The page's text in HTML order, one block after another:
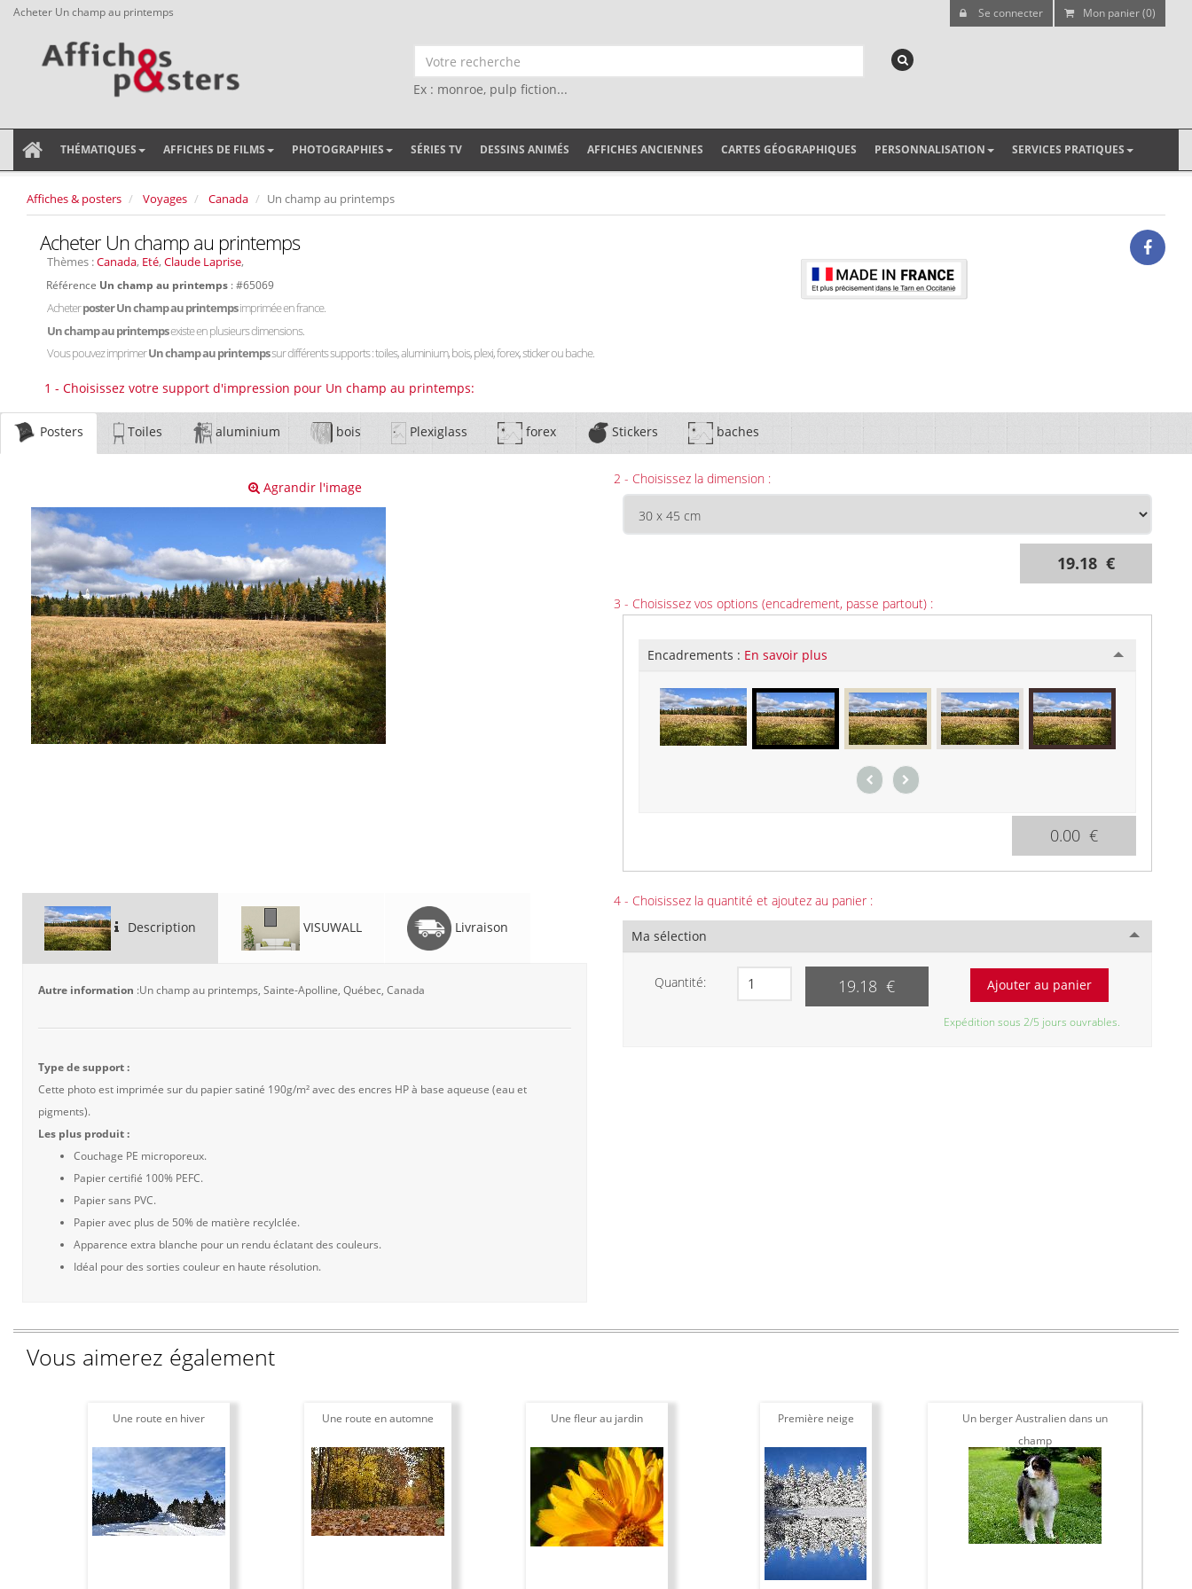
Acheter Un champ au printemps Se connecter Mon panier (0)
Ex : monroe, pulp fiction...
THÉMATIQUES AFFICHES DE FILMS PHOTOGRAPHIES SÉRIES TV DESSINS ANIMÉS AFFICHES ANCIENNES CARTES GÉOGRAPHIQUES PERSONNALISATION SERVICES PRATIQUES
Affiches & posters Voyages Canada Un champ au printemps
Acheter Un champ au printemps
Thèmes :Canada, Eté, Claude Laprise,
Référence Un champ au printemps : #65069
Acheterposter Un champ au printempsimprimée en france.
Un champ au printempsexiste en plusieurs dimensions.
Vous pouvez imprimerUn champ au printempssur différents supports : toiles, aluminium, bois, plexi, forex, sticker ou bache.
1 - Choisissez votre support d'impression pour Un champ au printemps:
Posters Toiles aluminium bois Plexiglass forex Stickers baches
Agrandir l'image
Description VISUWALL Livraison
Autre information :Un champ au printemps, Sainte-Apolline, Québec, Canada
Type de support :
Cette photo est imprimée sur du papier satiné 190g/m² avec des encres HP à base aqueuse (eau et
pigments).
Les plus produit :
Couchage PE microporeux.
Papier certifié 100% PEFC.
Papier sans PVC.
Papier avec plus de 50% de matière recylclée.
Apparence extra blanche pour un rendu éclatant des couleurs.
Idéal pour des sorties couleur en haute résolution.
2 - Choisissez la dimension :
19.18 €
3 - Choisissez vos options (encadrement, passe partout) :
Encadrements : En savoir plus
0.00 €
4 - Choisissez la quantité et ajoutez au panier :
Ma sélection
Quantité: 19.18 €
Expédition sous 2/5 jours ouvrables.
Vous aimerez également
Une route en hiver Une route en automne Une fleur au jardin Première neige
Un berger Australien dans un
champ